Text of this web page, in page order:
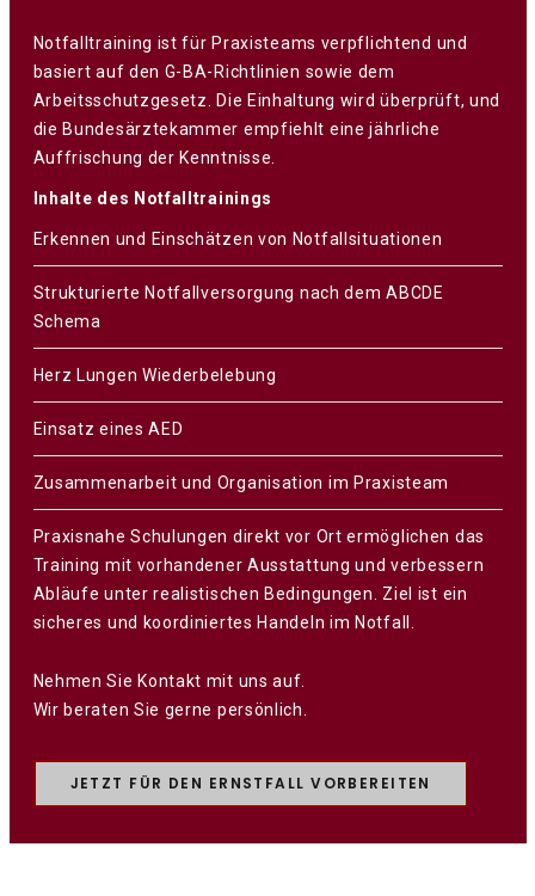
Notfalltraining ist für Praxisteams verpflichtend und
basiert auf den G-BA-Richtlinien sowie dem
Arbeitsschutzgesetz. Die Einhaltung wird überprüft, und
die Bundesärztekammer empfiehlt eine jährliche
Auffrischung der Kenntnisse.
Inhalte des Notfalltrainings
Erkennen und Einschätzen von Notfallsituationen
Strukturierte Notfallversorgung nach dem ABCDE
Schema
Herz Lungen Wiederbelebung
Einsatz eines AED
Zusammenarbeit und Organisation im Praxisteam
Praxisnahe Schulungen direkt vor Ort ermöglichen das
Training mit vorhandener Ausstattung und verbessern
Abläufe unter realistischen Bedingungen. Ziel ist ein
sicheres und koordiniertes Handeln im Notfall.
Nehmen Sie Kontakt mit uns auf.
Wir beraten Sie gerne persönlich.
JETZT FÜR DEN ERNSTFALL VORBEREITEN